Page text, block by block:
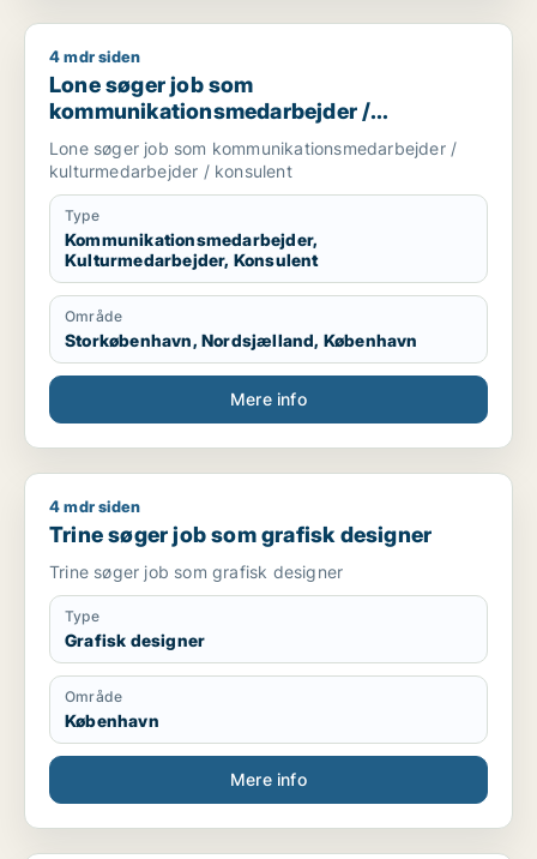
Lone søger job som kommunikationsmedarbejder /
4 mdr siden
Lone søger job som
kommunikationsmedarbejder /
kulturmedarbejder / konsulent
Lone søger job som kommunikationsmedarbejder /
kulturmedarbejder / konsulent
Type
Kommunikationsmedarbejder,
Kulturmedarbejder, Konsulent
Område
Storkøbenhavn, Nordsjælland, København
Mere info
Trine søger job som grafisk designer
4 mdr siden
Trine søger job som grafisk designer
Trine søger job som grafisk designer
Type
Grafisk designer
Område
København
Mere info